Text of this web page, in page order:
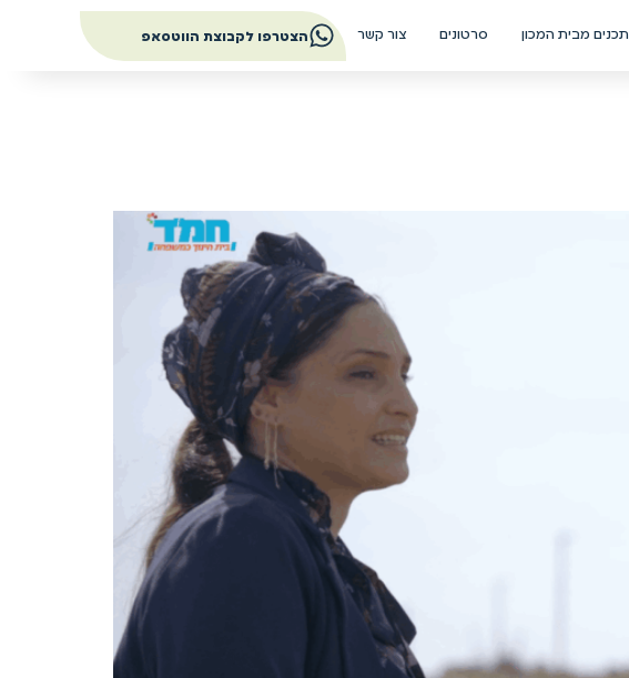
תכנים מבית המכון סרטונים צור קשר הצטרפו לקבוצת הווטסאפ